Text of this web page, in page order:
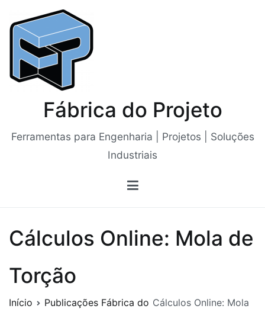
para
conteúdo
Fábrica do Projeto
Ferramentas para Engenharia | Projetos | Soluções
Industriais
Cálculos Online: Mola de
Torção
Início
Publicações Fábrica do Cálculos Online: Mola